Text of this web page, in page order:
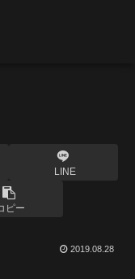
LINE
ピー
2019.08.28